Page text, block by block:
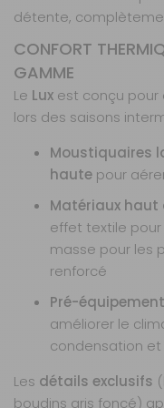
détente,
CONFORT
GAMME
Le Lux est conçu
lors des saisons
Moustiquaires
haute pour
Matériaux
effet textile pour
masse pour les
renforcé
Pré-
améliorer le
condensation et
Les détails exclusifs
boudins gris foncé)